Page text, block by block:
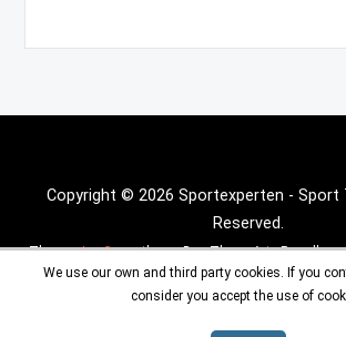
Copyright © 2026 Sportexperten - Sport
Reserved.
Theme :Inx Gametheme By aThemeArt - Proudly
We use our own and third party cookies. If you
consider you accept the use of